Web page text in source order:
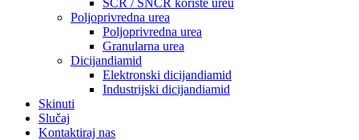
SCR / SNCR koriste ureu
Poljoprivredna urea
Poljoprivredna urea
Granularna urea
Dicijandiamid
Elektronski dicijandiamid
Industrijski dicijandiamid
Skinuti
Slučaj
Kontaktiraj nas